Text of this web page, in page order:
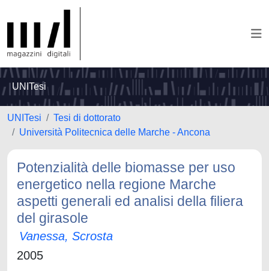
UNITesi
UNITesi
Tesi di dottorato
Università Politecnica delle Marche - Ancona
Potenzialità delle biomasse per uso
energetico nella regione Marche
aspetti generali ed analisi della filiera
del girasole
Vanessa, Scrosta
2005